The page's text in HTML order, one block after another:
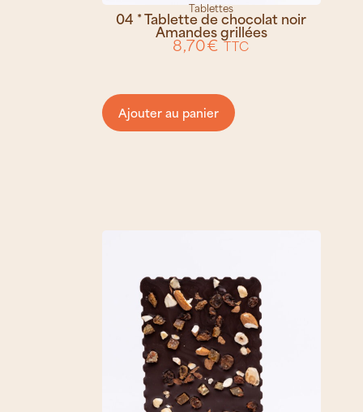
Tablettes
04 * Tablette de chocolat noir
Amandes grillées
8,70€ TTC
Ajouter au panier